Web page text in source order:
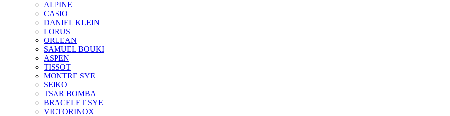
ALPINE
CASIO
DANIEL KLEIN
LORUS
ORLEAN
SAMUEL BOUKI
ASPEN
TISSOT
MONTRE SYE
SEIKO
TSAR BOMBA
BRACELET SYE
VICTORINOX